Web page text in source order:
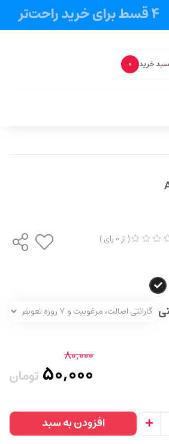
سبد خرید 0
(از 0 رای)
80,000
50,000 تومان
افزودن به سبد